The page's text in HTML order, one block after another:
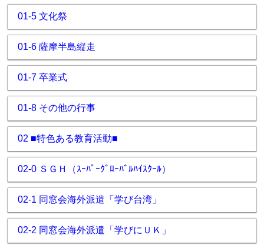
01-5 文化祭
01-6 薩摩半島縦走
01-7 卒業式
01-8 その他の行事
02 ■特色ある教育活動■
02-0 ＳＧＨ（ｽｰﾊﾟｰｸﾞﾛｰﾊﾞﾙﾊｲｽｸｰﾙ）
02-1 同窓会海外派遣「学び台湾」
02-2 同窓会海外派遣「学びにＵＫ」